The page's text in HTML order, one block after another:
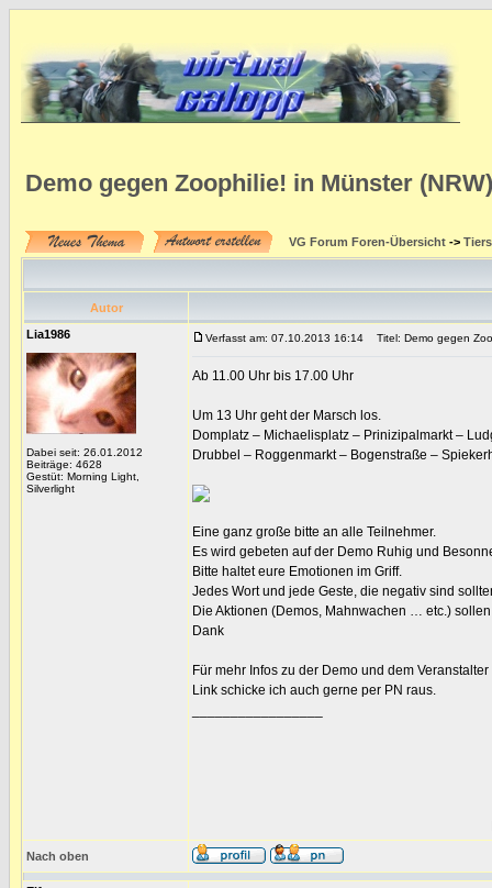
Demo gegen Zoophilie! in Münster (NRW)
VG Forum Foren-Übersicht ->
Autor
Lia1986
Dabei seit: 26.01.2012
Beiträge: 4628
Gestüt: Morning Light,
Silverlight
Verfasst am: 07.10.2013 16:14 Titel: Demo gegen
Ab 11.00 Uhr bis 17.00 Uhr
Um 13 Uhr geht der Marsch los.
Domplatz – Michaelisplatz – Prinizipalmarkt –
Drubbel – Roggenmarkt – Bogenstraße –
Eine ganz große bitte an alle Teilnehmer.
Es wird gebeten auf der Demo Ruhig und
Bitte haltet eure Emotionen im Griff.
Jedes Wort und jede Geste, die negativ sind
Die Aktionen (Demos, Mahnwachen … etc.)
Dank
Für mehr Infos zu der Demo und dem
Link schicke ich auch gerne per PN raus.
Nach oben